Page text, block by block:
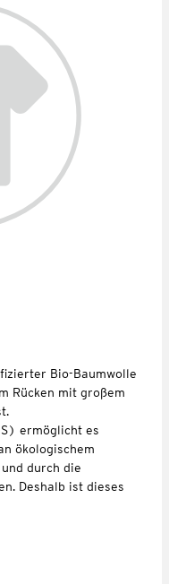
Bio-Baumwolle
Rücken mit großem
ermöglicht es
ökologischem
durch die
Deshalb ist dieses